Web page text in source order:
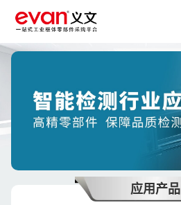
应用产品